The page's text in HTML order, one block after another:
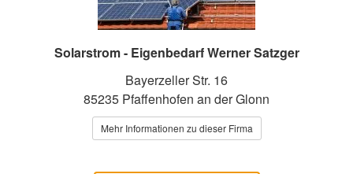
Solarstrom - Eigenbedarf Werner Satzger
Bayerzeller Str. 16
85235 Pfaffenhofen an der Glonn
Mehr Informationen zu dieser Firma